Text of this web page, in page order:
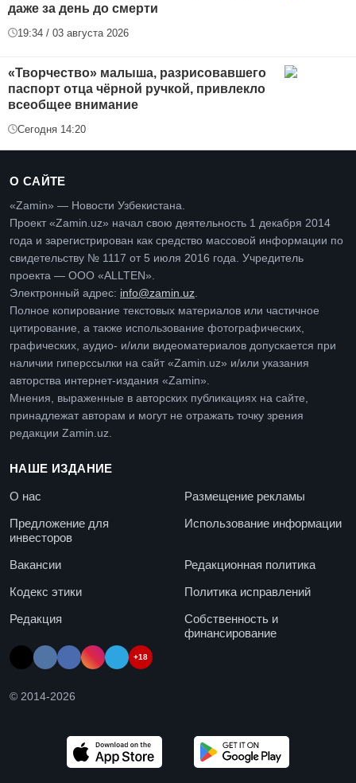
даже за день до смерти
19:34 / 03 августа 2026
«Творчество» малыша, разрисовавшего
паспорт отца чёрной ручкой, привлекло
всеобщее внимание
Сегодня 14:20
О САЙТЕ
«Zamin» — Новости Узбекистана.
Проект «Zamin.uz» начал свою деятельность 1 декабря 2014
года и зарегистрирован как средство массовой информации по
свидетельству № 1117 от 5 июля 2016 года. Учредитель
проекта — ООО «ALLTEN».
Электронный адрес: info@zamin.uz
Полное копирование текстовых материалов или частичное
цитирование, а также использование фотографических,
графических, аудио- и/или видеоматериалов допускается при
наличии гиперссылки на сайт «Zamin.uz» и/или указания
авторства интернет-издания «Zamin».
Мнения, выраженные в авторских публикациях на сайте,
принадлежат авторам и могут не отражать точку зрения
редакции Zamin.uz.
НАШЕ ИЗДАНИЕ
О нас
Размещение рекламы
Предложение для
инвесторов
Использование информации
Вакансии
Редакционная политика
Кодекс этики
Политика исправлений
Редакция
Собственность и
финансирование
+18
© 2014-2026